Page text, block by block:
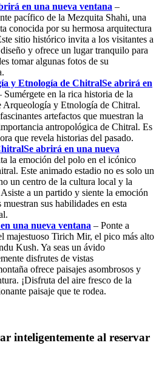
en una nueva ventana –
pacífico de la Mezquita Shahi, una
conocida por su hermosa arquitectura
sitio histórico invita a los visitantes a
y ofrece un lugar tranquilo para
tomar algunas fotos de su
y Etnología de ChitralSe abrirá en
Sumérgete en la rica historia de la
Arqueología y Etnología de Chitral.
artefactos que muestran la
antropológica de Chitral. Es
que revela historias del pasado.
Se abrirá en una nueva
la emoción del polo en el icónico
Este animado estadio no es solo un
un centro de la cultura local y la
a un partido y siente la emoción
sus habilidades en esta
una nueva ventana – Ponte a
majestuoso Tirich Mir, el pico más alto
Kush. Ya seas un ávido
disfrutes de vistas
ofrece paisajes asombrosos y
¡Disfruta del aire fresco de la
paisaje que te rodea.
inteligentemente al reservar